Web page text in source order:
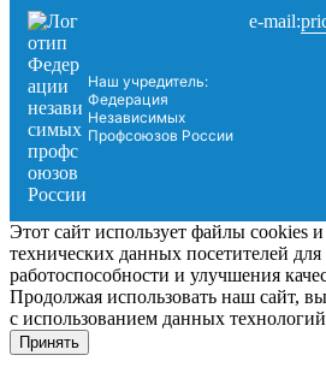
Наш учредитель:
Федерация
Независимых
Профсоюзов России
e-mail:
Этот сайт использует файлы cookies
технических данных посетителей для
работоспособности и улучшения
Продолжая использовать наш сайт,
с использованием данных
Принять